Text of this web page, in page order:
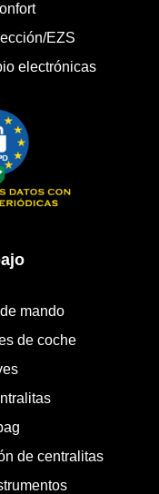
EZS
electrónicas
mando
de coche
de centralitas